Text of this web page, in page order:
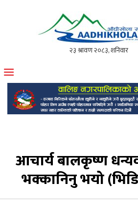
मोफसलकै लोकप्रिय अनलाइन पत्रिका
आचार्य बालकृष्ण
भक्कानिनु भयो